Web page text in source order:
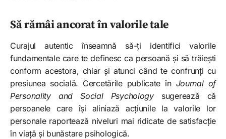
Să rămâi ancorat în valorile tale
Curajul autentic înseamnă să-ți identifici valorile
fundamentale care te definesc ca persoană și să trăiești
conform acestora, chiar și atunci când te confrunți cu
presiunea socială. Cercetările publicate în Journal of
Personality and Social Psychologysugerează că
persoanele care își aliniază acțiunile la valorile lor
personale raportează niveluri mai ridicate de satisfacție
în viață și bunăstare psihologică.